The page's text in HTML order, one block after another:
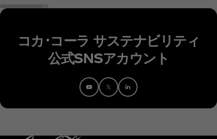
コカ･コーラ サステナビリティ
公式SNSアカウント